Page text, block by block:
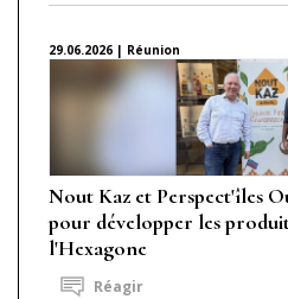
29.06.2026 | Réunion
Nout Kaz et Perspect'îles
pour développer les
l'Hexagone
Réagir